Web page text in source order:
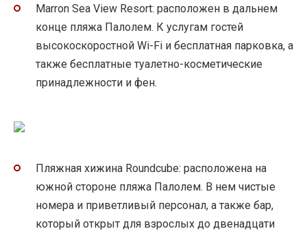
Marron Sea View Resort: расположен в дальнем
конце пляжа Палолем. К услугам гостей
высокоскоростной Wi-Fi и бесплатная парковка, а
также бесплатные туалетно-косметические
принадлежности и фен.
Пляжная хижина Roundcube: расположена на
южной стороне пляжа Палолем. В нем чистые
номера и приветливый персонал, а также бар,
который открыт для взрослых до двенадцати